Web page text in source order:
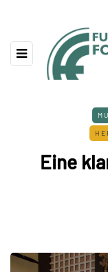
Eine